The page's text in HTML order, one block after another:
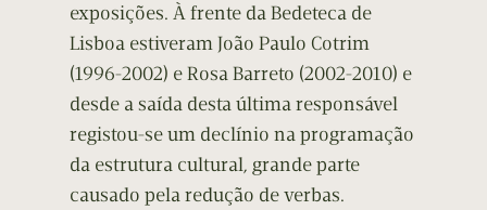
exposições. À frente da Bedeteca de
Lisboa estiveram João Paulo Cotrim
(1996-2002) e Rosa Barreto (2002-2010) e
desde a saída desta última responsável
registou-se um declínio na programação
da estrutura cultural, grande parte
causado pela redução de verbas.